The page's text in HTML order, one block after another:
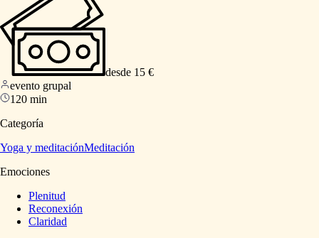
desde 15 €
evento grupal
120 min
Categoría
Yoga y meditaciónMeditación
Emociones
Plenitud
Reconexión
Claridad